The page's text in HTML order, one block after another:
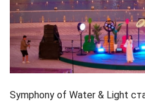
Symphony of Water & Light